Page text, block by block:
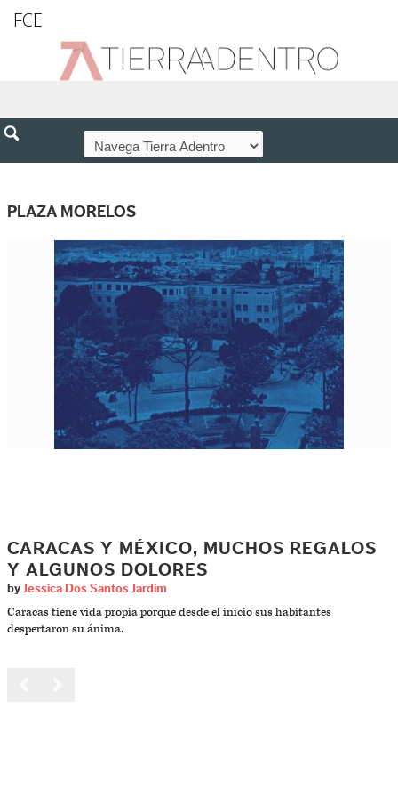
FCE
PLAZA MORELOS
CARACAS Y MÉXICO, MUCHOS REGALOS
Y ALGUNOS DOLORES
by Jessica Dos Santos Jardim
Caracas tiene vida propia porque desde el inicio sus habitantes
despertaron su ánima.